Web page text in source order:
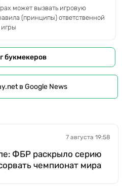
может вызвать игровую
(принципы) ответственной
игры
букмекеров
в Google News
7 августа 19:58
ФБР раскрыло серию
чемпионат мира